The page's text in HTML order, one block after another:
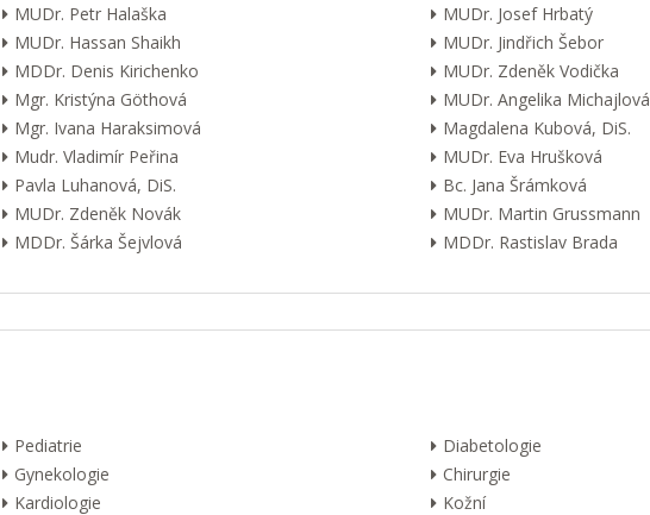
MUDr. Petr Halaška
MUDr. Josef Hrbatý
MUDr. Hassan Shaikh
MUDr. Jindřich Šebor
MDDr. Denis Kirichenko
MUDr. Zdeněk Vodička
Mgr. Kristýna Göthová
MUDr. Angelika Michajlová
Mgr. Ivana Haraksimová
Magdalena Kubová, DiS.
Mudr. Vladimír Peřina
MUDr. Eva Hrušková
Pavla Luhanová, DiS.
Bc. Jana Šrámková
MUDr. Zdeněk Novák
MUDr. Martin Grussmann
MDDr. Šárka Šejvlová MDDr. Rastislav Brada
Pediatrie
Diabetologie
Gynekologie
Chirurgie
Kardiologie
Kožní